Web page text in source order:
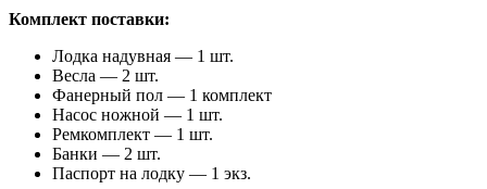
Комплект поставки:
Лодка надувная — 1 шт.
Весла — 2 шт.
Фанерный пол — 1 комплект
Насос ножной — 1 шт.
Ремкомплект — 1 шт.
Банки — 2 шт.
Паспорт на лодку — 1 экз.